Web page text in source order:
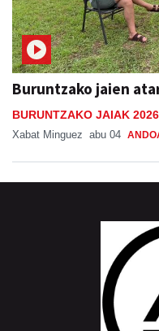
Buruntzako jaien
BURUNTZAKO JAIAK 2026
Xabat Minguez abu 04